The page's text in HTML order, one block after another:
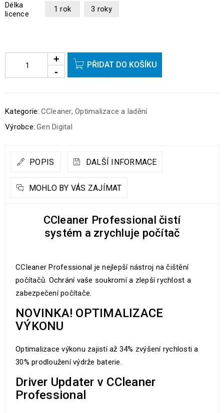
Délka
licence
1 rok 3 roky
PŘIDAT DO KOŠÍKU
Kategorie: CCleaner, Optimalizace a ladění
Výrobce: Gen Digital
POPIS DALŠÍ INFORMACE
MOHLO BY VÁS ZAJÍMAT
CCleaner Professional čistí
systém a zrychluje počítač
CCleaner Professional je nejlepší nástroj na čištění
počítačů. Ochrání vaše soukromí a zlepší rychlost a
zabezpečení počítače.
NOVINKA! OPTIMALIZACE
VÝKONU
Optimalizace výkonu zajistí až 34% zvýšení rychlosti a
30% prodloužení výdrže baterie.
Driver Updater v CCleaner
Professional